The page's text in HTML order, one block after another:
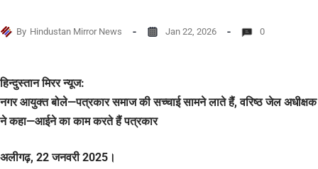
By Hindustan Mirror News Jan 22, 2026 0
हिन्दुस्तान मिरर न्यूज:
नगर आयुक्त बोले—पत्रकार समाज की सच्चाई सामने लाते हैं, वरिष्ठ जेल अधीक्षक
ने कहा—आईने का काम करते हैं पत्रकार
अलीगढ़, 22 जनवरी 2025।